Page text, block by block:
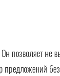
не
предложений